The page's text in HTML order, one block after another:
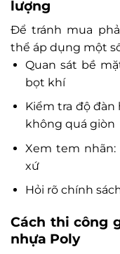
lượng
Để tránh mua
thể áp dụng một
Quan sát bề
bọt khí
Kiểm tra độ
không quá giòn
Xem tem
xứ
Hỏi rõ chính
Cách thi công
nhựa Poly